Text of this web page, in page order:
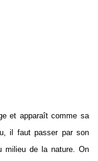
et apparaît comme sa
il faut passer par son
milieu de la nature. On